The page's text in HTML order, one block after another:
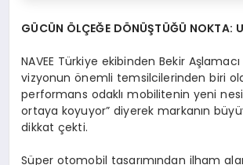
GÜCÜN ÖLÇEĞE DÖNÜŞTÜĞÜ NOKTA:
NAVEE Türkiye ekibinden Bekir Aşlamacı
vizyonun önemli temsilcilerinden biri
performans odaklı mobilitenin yeni nesil
ortaya koyuyor” diyerek markanın
dikkat çekti.
Süper otomobil tasarımından ilham